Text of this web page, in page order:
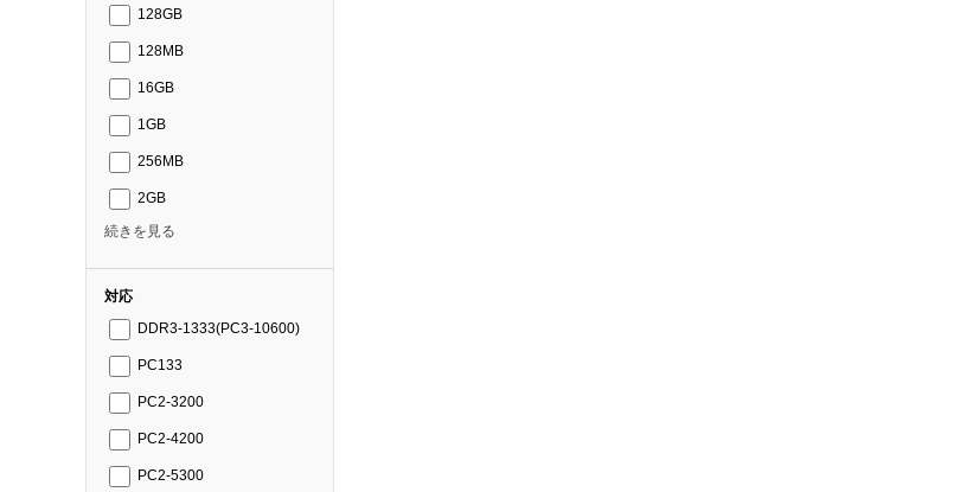
128GB
128MB
16GB
1GB
256MB
2GB
続きを見る
対応
DDR3-1333(PC3-10600)
PC133
PC2-3200
PC2-4200
PC2-5300